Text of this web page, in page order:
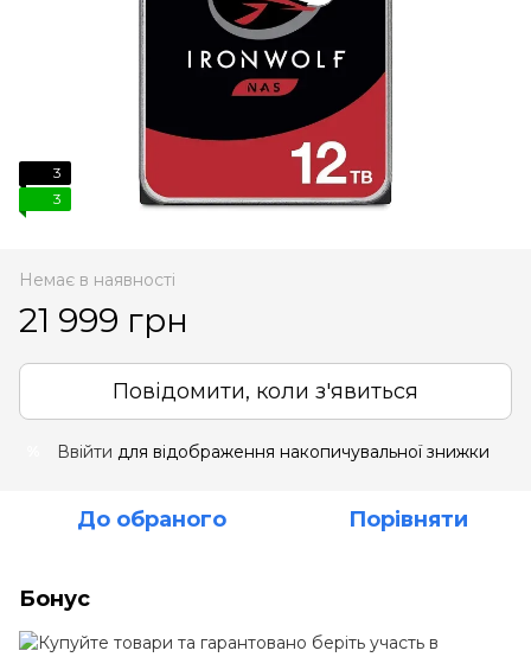
3
3
Немає в наявності
21 999 грн
Повідомити, коли з'явиться
Ввійти для відображення накопичувальної знижки
До обраного Порівняти
Бонус